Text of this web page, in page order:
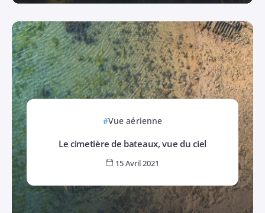
Vue aérienne
Le cimetière de bateaux, vue du ciel
15 Avril 2021